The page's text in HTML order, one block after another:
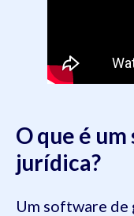
O que é
jurídica?
Um software de